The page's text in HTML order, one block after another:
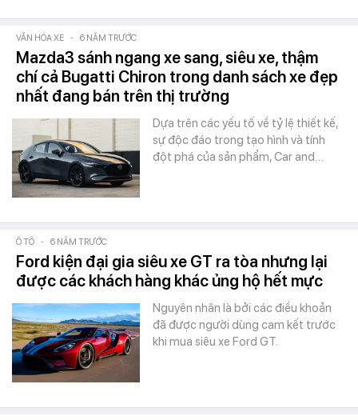
VĂN HÓA XE - 6 NĂM TRƯỚC
Mazda3 sánh ngang xe sang, siêu xe, thậm
chí cả Bugatti Chiron trong danh sách xe đẹp
nhất đang bán trên thị trường
Dựa trên các yếu tố về tỷ lệ thiết kế,
sự độc đáo trong tạo hình và tính
đột phá của sản phẩm, Car and…
Ô TÔ - 6 NĂM TRƯỚC
Ford kiện đại gia siêu xe GT ra tòa nhưng lại
được các khách hàng khác ủng hộ hết mực
Nguyên nhân là bởi các điều khoản
đã được người dùng cam kết trước
khi mua siêu xe Ford GT.